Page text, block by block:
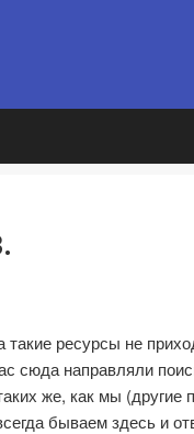
ресурсы не
сюда направляли
же, как мы (другие
бываем здесь и